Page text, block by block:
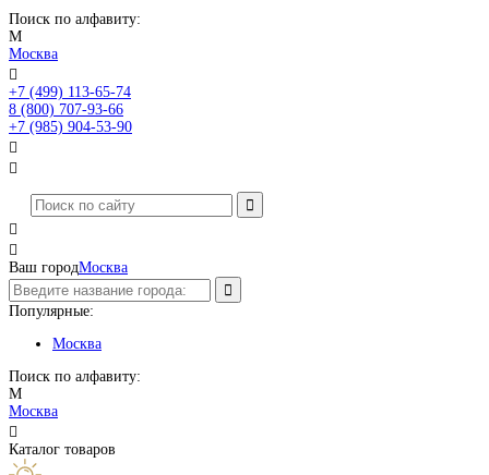
Поиск по алфавиту:
М
Москва

+7 (499) 113-65-74
8 (800) 707-93-66
+7 (985) 904-53-90




Ваш городМосква
Популярные:
Москва
Поиск по алфавиту:
М
Москва

Каталог товаров